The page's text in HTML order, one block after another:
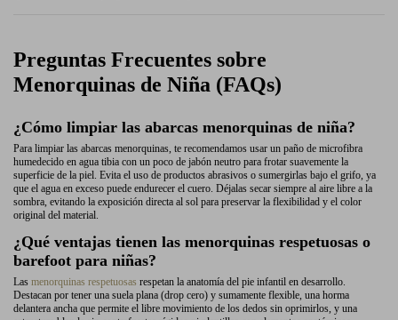
Preguntas Frecuentes sobre
Menorquinas de Niña (FAQs)
¿Cómo limpiar las abarcas menorquinas de niña?
Para limpiar las abarcas menorquinas, te recomendamos usar un paño de microfibra
humedecido en agua tibia con un poco de jabón neutro para frotar suavemente la
superficie de la piel. Evita el uso de productos abrasivos o sumergirlas bajo el grifo, ya
que el agua en exceso puede endurecer el cuero. Déjalas secar siempre al aire libre a la
sombra, evitando la exposición directa al sol para preservar la flexibilidad y el color
original del material.
¿Qué ventajas tienen las menorquinas respetuosas o
barefoot para niñas?
Las menorquinas respetuosas respetan la anatomía del pie infantil en desarrollo.
Destacan por tener una suela plana (drop cero) y sumamente flexible, una horma
delantera ancha que permite el libre movimiento de los dedos sin oprimirlos, y una